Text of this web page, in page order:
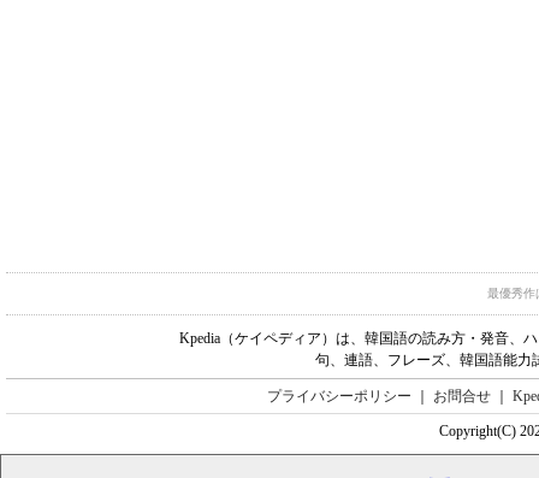
最優秀作
Kpedia（ケイペディア）は、韓国語の読み方・発音、
句、連語、フレーズ、韓国語能
プライバシーポリシー お問合せ
Copyright(C)